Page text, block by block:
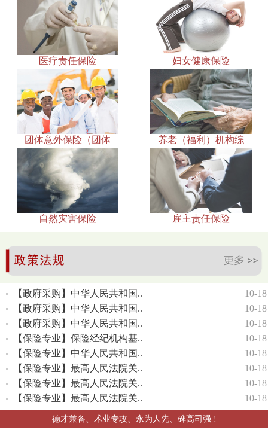
医疗责任保险 妇女健康保险
团体意外保险（团体 养老（福利）机构综
自然灾害保险 雇主责任保险
【政府采购】中华人民共和国..
10-18
【政府采购】中华人民共和国..
10-18
【政府采购】中华人民共和国..
10-18
【保险专业】保险经纪机构基..
10-18
【保险专业】中华人民共和国..
10-18
【保险专业】最高人民法院关..
10-18
【保险专业】最高人民法院关..
10-18
【保险专业】最高人民法院关..
10-18
德才兼备、术业专攻、永为人先、碑高司强 !